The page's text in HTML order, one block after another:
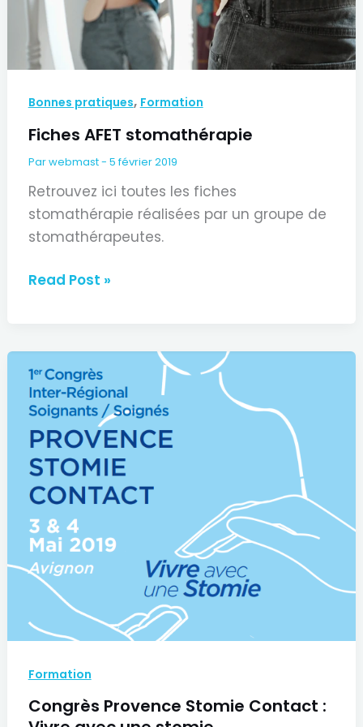
Bonnes pratiques, Formation
Fiches AFET stomathérapie
Parwebmast- 5 février 2019
Retrouvez ici toutes les fiches
stomathérapie réalisées par un groupe de
stomathérapeutes.
Fiches
Read Post »
Formation
Congrès Provence Stomie Contact :